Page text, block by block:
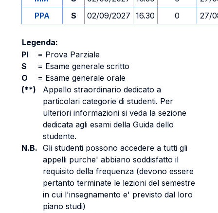
PPA
S 02/09/2027 16.30 0 27/
Legenda:
PI
= Prova Parziale
S
= Esame generale scritto
O
= Esame generale orale
(**)
Appello straordinario dedicato a
particolari categorie di studenti. Per
ulteriori informazioni si veda la sezione
dedicata agli esami della Guida dello
studente.
N.B. Gli studenti possono accedere a tutti gli
appelli purche' abbiano soddisfatto il
requisito della frequenza (devono essere
pertanto terminate le lezioni del semestre
in cui l'insegnamento e' previsto dal loro
piano studi)